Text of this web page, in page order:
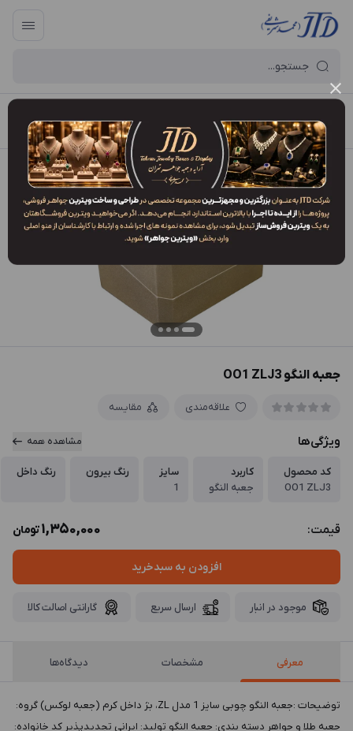
آرایه و جعبه جواهر تهران / فهرست محصولات / جعبه النگو OO1 ZLJ3
جعبه النگو OO1 ZLJ3
علاقه‌مندی مقایسه
ویژگی‌ها مشاهده همه
کد محصول
OO1 ZLJ3
کاربرد
جعبه النگو
سایز
1
رنگ بیرون رنگ داخل
قیمت: 1,350,000تومان
افزودن به سبدخرید
موجود در انبار ارسال سریع گارانتی اصالت کالا
معرفی مشخصات دیدگاه‌ها
توضيحات :جعبه النگو چوبی سایز 1 مدل ZL، بژ داخل کرم (جعبه لوکس) گروه:
جعبه طلا و جواهر دسته بندي: جعبه النگو توليد: ایرانی تجدیدپذیر کد خانواده: